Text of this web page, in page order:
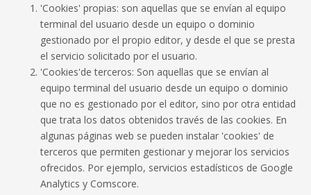
'Cookies' propias: son aquellas que se envían al equipo
terminal del usuario desde un equipo o dominio
gestionado por el propio editor, y desde el que se presta
el servicio solicitado por el usuario.
'Cookies'de terceros: Son aquellas que se envían al
equipo terminal del usuario desde un equipo o dominio
que no es gestionado por el editor, sino por otra entidad
que trata los datos obtenidos través de las cookies. En
algunas páginas web se pueden instalar 'cookies' de
terceros que permiten gestionar y mejorar los servicios
ofrecidos. Por ejemplo, servicios estadísticos de Google
Analytics y Comscore.